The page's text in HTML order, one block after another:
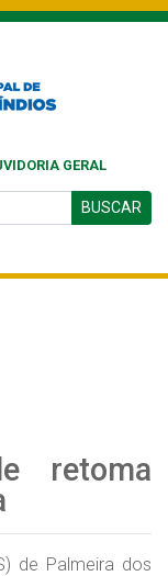
GERAL
BUSCAR
retoma
de Palmeira dos